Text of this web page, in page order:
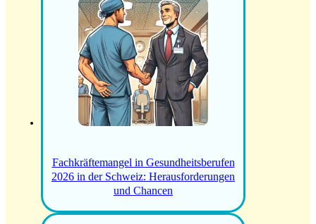
Fachkräftemangel in Gesundheitsberufen
2026 in der Schweiz: Herausforderungen
und Chancen